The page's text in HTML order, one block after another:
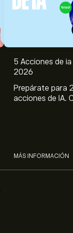
5 Acciones de
2026
Prepárate para
acciones de IA.
MÁS INFORMACIÓN